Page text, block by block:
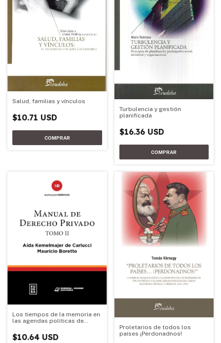
Salud, familias y vínculos
$10.71 USD
Turbulencia y gestión
planificada
$16.36 USD
Los tiempos de la memoria en
las agendas políticas de
$10.64 USD
Proletarios de todos los
países ¡Perdonadnos!